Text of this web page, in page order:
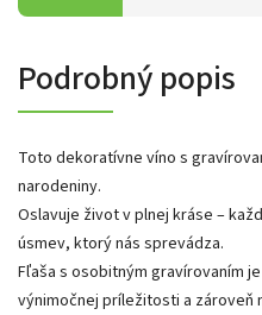
Podrobný popis
Toto dekoratívne víno s
narodeniny.
Oslavuje život v plnej kráse –
úsmev, ktorý nás sprevádza.
Fľaša s osobitným gravírovaním
výnimočnej príležitosti a zároveň